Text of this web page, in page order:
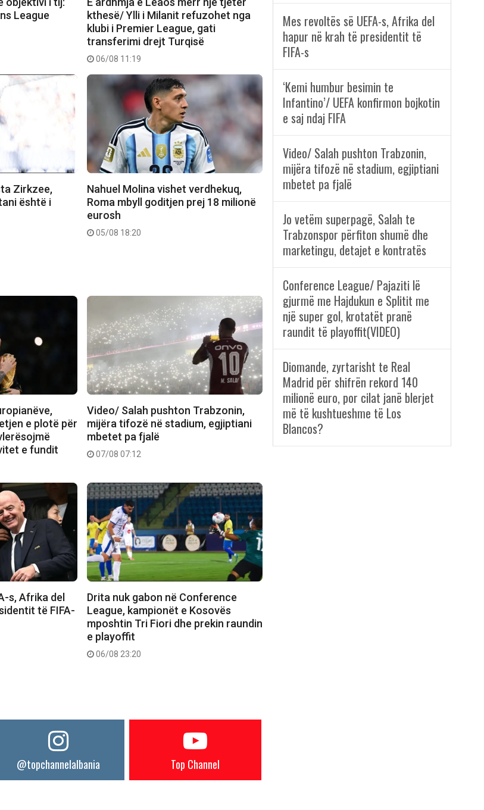
League
kthesë/ Ylli i Milanit refuzohet nga
klubi i Premier League, gati
transferimi drejt Turqisë
06/08 11:19
Zirkzee,
është i
Nahuel Molina vishet verdhekuq,
Roma mbyll goditjen prej 18 milionë
eurosh
05/08 18:20
e plotë për
e fundit
Video/ Salah pushton Trabzonin,
mijëra tifozë në stadium, egjiptiani
mbetet pa fjalë
07/08 07:12
s, Afrika del
të FIFA-
Drita nuk gabon në Conference
League, kampionët e Kosovës
mposhtin Tri Fiori dhe prekin raundin
e playoffit
06/08 23:20
@topchannelalbania Top Channel
Mes revoltës së UEFA-s, Afrika del
hapur në krah të presidentit të
FIFA-s
‘Kemi humbur besimin te
Infantino’/ UEFA konfirmon bojkotin
e saj ndaj FIFA
Video/ Salah pushton Trabzonin,
mijëra tifozë në stadium, egjiptiani
mbetet pa fjalë
Jo vetëm superpagë, Salah te
Trabzonspor përfiton shumë dhe
marketingu, detajet e kontratës
Conference League/ Pajaziti lë
gjurmë me Hajdukun e Splitit me
një super gol, krotatët pranë
raundit të playoffit(VIDEO)
Diomande, zyrtarisht te Real
Madrid për shifrën rekord 140
milionë euro, por cilat janë blerjet
më të kushtueshme të Los
Blancos?